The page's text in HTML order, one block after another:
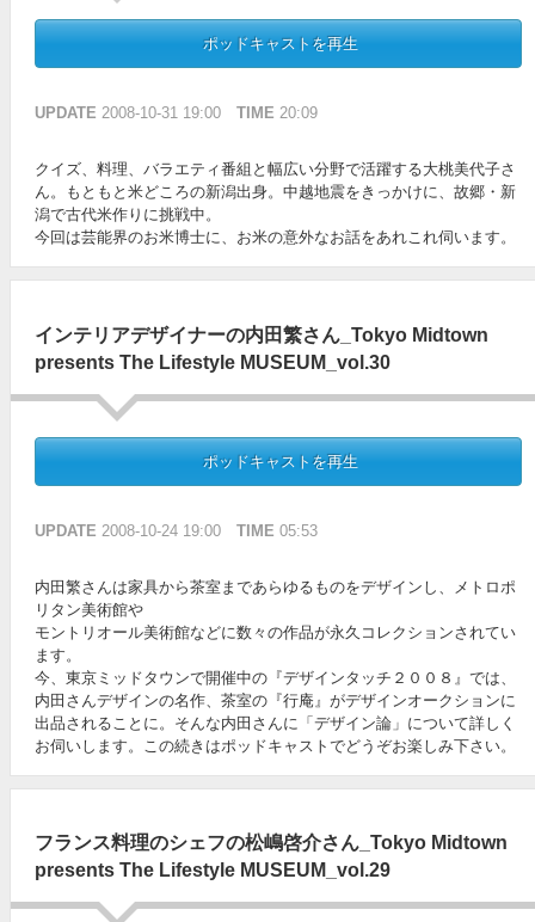
ポッドキャストを再生
UPDATE 2008-10-31 19:00 TIME 20:09
クイズ、料理、バラエティ番組と幅広い分野で活躍する大桃美代子さ
ん。もともと米どころの新潟出身。中越地震をきっかけに、故郷・新
潟で古代米作りに挑戦中。
今回は芸能界のお米博士に、お米の意外なお話をあれこれ伺います。
インテリアデザイナーの内田繁さん_Tokyo Midtown
presents The Lifestyle MUSEUM_vol.30
ポッドキャストを再生
UPDATE 2008-10-24 19:00 TIME 05:53
内田繁さんは家具から茶室まであらゆるものをデザインし、メトロポ
リタン美術館や
モントリオール美術館などに数々の作品が永久コレクションされてい
ます。
今、東京ミッドタウンで開催中の『デザインタッチ２００８』では、
内田さんデザインの名作、茶室の『行庵』がデザインオークションに
出品されることに。そんな内田さんに「デザイン論」について詳しく
お伺いします。この続きはポッドキャストでどうぞお楽しみ下さい。
フランス料理のシェフの松嶋啓介さん_Tokyo Midtown
presents The Lifestyle MUSEUM_vol.29